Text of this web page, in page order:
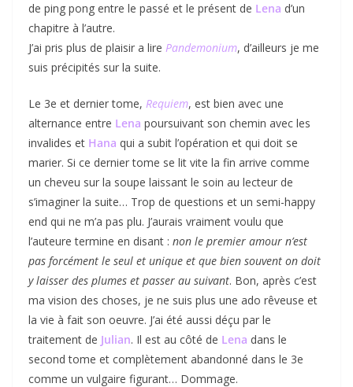
de ping pong entre le passé et le présent de Lena d’un
chapitre à l’autre.
J’ai pris plus de plaisir a lire Pandemonium, d’ailleurs je me
suis précipités sur la suite.
Le 3e et dernier tome, Requiem, est bien avec une
alternance entre Lena poursuivant son chemin avec les
invalides et Hana qui a subit l’opération et qui doit se
marier. Si ce dernier tome se lit vite la fin arrive comme
un cheveu sur la soupe laissant le soin au lecteur de
s’imaginer la suite… Trop de questions et un semi-happy
end qui ne m’a pas plu. J’aurais vraiment voulu que
l’auteure termine en disant : non le premier amour n’est
pas forcément le seul et unique et que bien souvent on doit
y laisser des plumes et passer au suivant. Bon, après c’est
ma vision des choses, je ne suis plus une ado rêveuse et
la vie à fait son oeuvre. J’ai été aussi déçu par le
traitement de Julian. Il est au côté de Lena dans le
second tome et complètement abandonné dans le 3e
comme un vulgaire figurant… Dommage.